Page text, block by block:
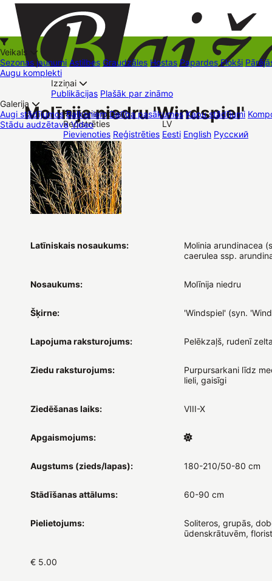
+37126545879
Pievienoties /
Reģistrēties
Pievienoties Reģistrēties
LV
Eesti English Русский
Veikals
Sezonas jaunumi Astilbes Graudzāles Hostas Papardes Flokši
Augu komplekti
Izziņai
Publikācijas Plašāk par zināmo
Galerija
Augi stādījumos Balkoniem Dalība pasākumos Kapu stādījumi
Stādu audzētava Video
Tirdzniecības vietas Kontakti Dāvanu kartes Augu komplekti
Molīnija niedru 'Windspiel'
Latīniskais nosaukums:
Molinia arundinacea
caerulea ssp.
Nosaukums: Molīnija niedru
Šķirne: 'Windspiel' (syn.
Lapojuma raksturojums: Pelēkzaļš, rudenī
Ziedu raksturojums:
Purpursarkani līdz
lieli, gaisīgi
Ziedēšanas laiks: VIII-X
Apgaismojums:
Augstums (zieds/lapas): 180-210/50-80 cm
Stādīšanas attālums: 60-90 cm
Pielietojums:
Soliteros, grupās,
ūdenskrātuvēm,
€ 5.00